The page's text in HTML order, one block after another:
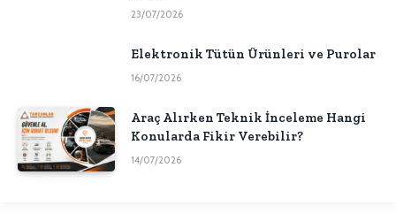
23/07/2026
Elektronik Tütün Ürünleri ve Purolar
16/07/2026
Araç Alırken Teknik İnceleme Hangi
Konularda Fikir Verebilir?
14/07/2026